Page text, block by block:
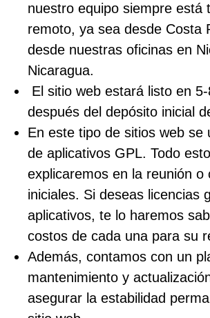
nuestro equipo siempre está
remoto, ya sea desde Costa
desde nuestras oficinas en
Nicaragua.
El sitio web estará listo en
después del depósito inicial
En este tipo de sitios web se
de aplicativos GPL. Todo
explicaremos en la reunión o
iniciales. Si deseas licencias
aplicativos, te lo haremos
costos de cada una para su
Además, contamos con un
mantenimiento y
asegurar la estabilidad